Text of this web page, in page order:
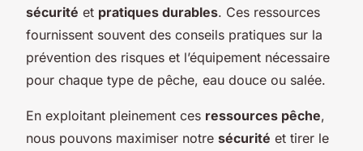
sécurité et pratiques durables. Ces ressources
fournissent souvent des conseils pratiques sur la
prévention des risques et l’équipement nécessaire
pour chaque type de pêche, eau douce ou salée.
En exploitant pleinement ces ressources pêche,
nous pouvons maximiser notre sécurité et tirer le